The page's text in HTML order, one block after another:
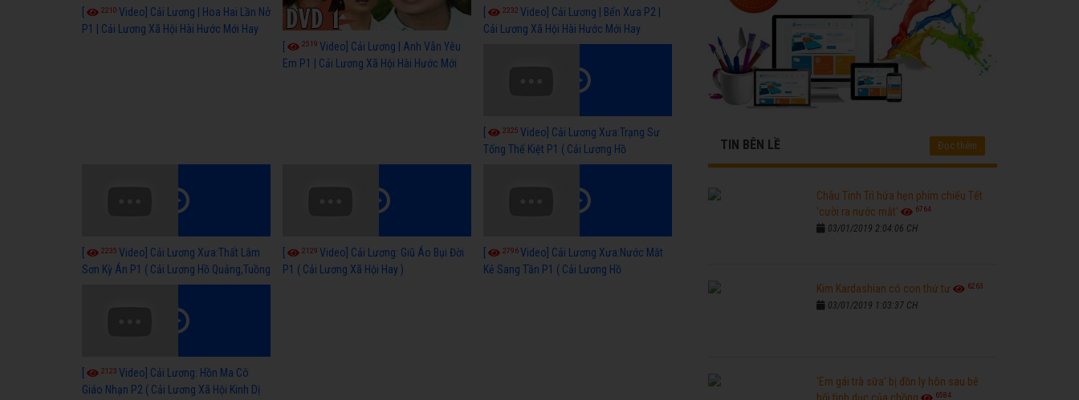
2210 Video] Cải Lương | Hoa Hai Lần Nở
P1 | Cải Lương Xã Hội Hài Hước Mới Hay
2519 Video] Cải Lương | Anh Vẫn Yêu
Em P1 | Cải Lương Xã Hội Hài Hước Mới
2232 Video] Cải Lương | Bến Xưa P2 |
Cải Lương Xã Hội Hài Hước Mới Hay
2325 Video] Cải Lương Xưa:Trạng Sư
Tống Thế Kiệt P1 ( Cải Lương Hồ
2235 Video] Cải Lương Xưa:Thất Lâm
Sơn Kỳ Án P1 ( Cải Lương Hồ Quảng,Tuồng
2129 Video] Cải Lương: Giũ Áo Bụi Đời
P1 ( Cải Lương Xã Hội Hay )
2796Video] Cải Lương Xưa:Nước Mắt
Kẻ Sang Tần P1 ( Cải Lương Hồ
2123 Video] Cải Lương: Hồn Ma Cô
Giáo Nhạn P2 ( Cải Lương Xã Hội Kinh Dị
TIN BÊN LỀ Đọc thêm
Châu Tinh Trì hứa hẹn phim chiếu Tết
'cười ra nước mắt'
6764
03/01/2019 2:04:06 CH
Kim Kardashian có con thứ tư 6263
03/01/2019 1:03:37 CH
'Em gái trà sữa' bị đồn ly hôn sau bê
6584